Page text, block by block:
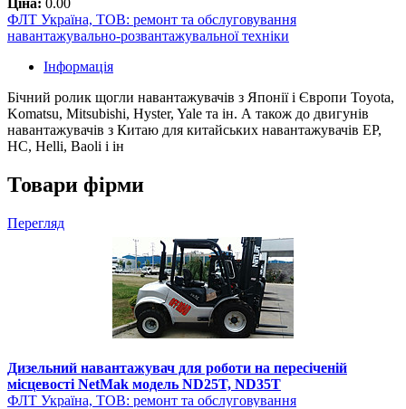
Ціна: 0.00
ФЛТ Україна, ТОВ: ремонт та обслуговування
навантажувально-розвантажувальної техніки
Інформація
Бічний ролик щогли навантажувачів з Японії і Європи Toyota,
Komatsu, Mitsubishi, Hyster, Yale та ін. А також до двигунів
навантажувачів з Китаю для китайських навантажувачів EP,
HC, Helli, Baoli і ін
Товари фірми
Перегляд
Дизельний навантажувач для роботи на пересіченій
місцевості NetMak модель ND25T, ND35T
ФЛТ Україна, ТОВ: ремонт та обслуговування